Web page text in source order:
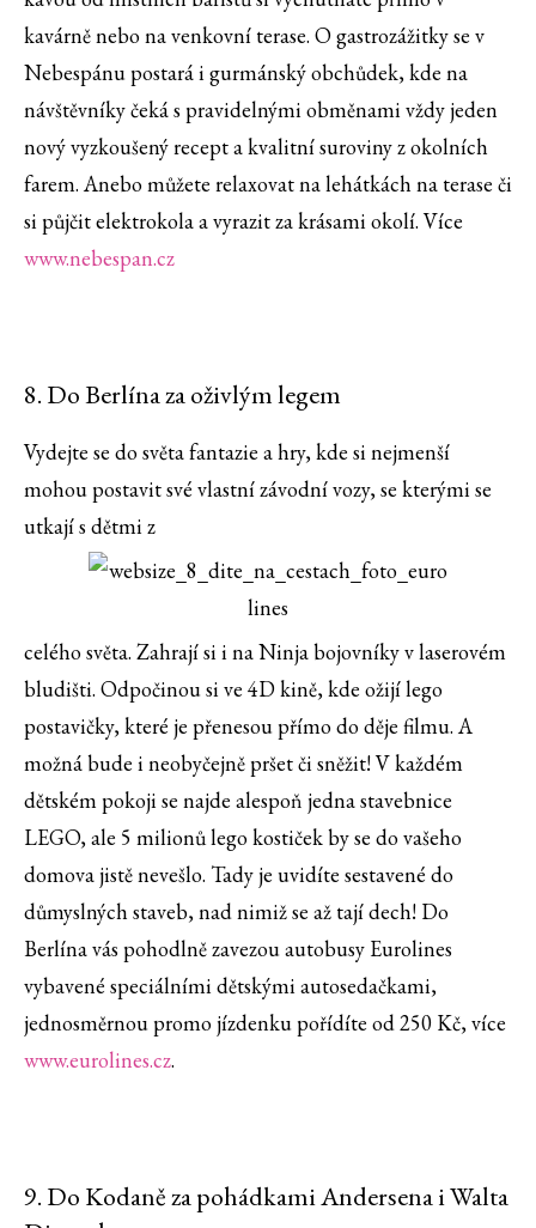
kavárně nebo na venkovní terase. O gastrozážitky se v
Nebespánu postará i gurmánský obchůdek, kde na
návštěvníky čeká s pravidelnými obměnami vždy jeden
nový vyzkoušený recept a kvalitní suroviny z okolních
farem. Anebo můžete relaxovat na lehátkách na terase či
si půjčit elektrokola a vyrazit za krásami okolí. Více
www.nebespan.cz
8. Do Berlína za oživlým legem
Vydejte se do světa fantazie a hry, kde si nejmenší
mohou postavit své vlastní závodní vozy, se kterými se
utkají s dětmi z
celého světa. Zahrají si i na Ninja bojovníky v laserovém
bludišti. Odpočinou si ve 4D kině, kde ožijí lego
postavičky, které je přenesou přímo do děje filmu. A
možná bude i neobyčejně pršet či sněžit! V každém
dětském pokoji se najde alespoň jedna stavebnice
LEGO, ale 5 milionů lego kostiček by se do vašeho
domova jistě nevešlo. Tady je uvidíte sestavené do
důmyslných staveb, nad nimiž se až tají dech! Do
Berlína vás pohodlně zavezou autobusy Eurolines
vybavené speciálními dětskými autosedačkami,
jednosměrnou promo jízdenku pořídíte od 250 Kč, více
www.eurolines.cz.
9. Do Kodaně za pohádkami Andersena i Walta